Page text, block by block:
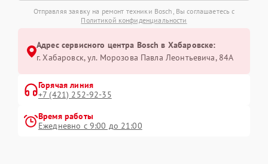
Отправляя заявку на ремонт техники Bosch, Вы соглашаетесь с
Политикой конфиденциальности
Адрес сервисного центра Bosch в Хабаровске:
г. Хабаровск, ул. Морозова Павла Леонтьевича, 84А
Горячая линия
+7 (421) 252-92-35
Время работы
Ежедневно с 9:00 до 21:00